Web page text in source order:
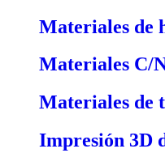
Materiales de
Materiales C/
Materiales de
Impresión 3D